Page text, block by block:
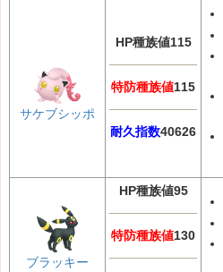
サケブシッポ
HP種族値115
特防種族値115
耐久指数40626
ブラッキー
HP種族値95
特防種族値130